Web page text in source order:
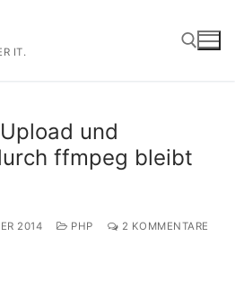
IT.
und
ffmpeg bleibt
2014 PHP 2 KOMMENTARE